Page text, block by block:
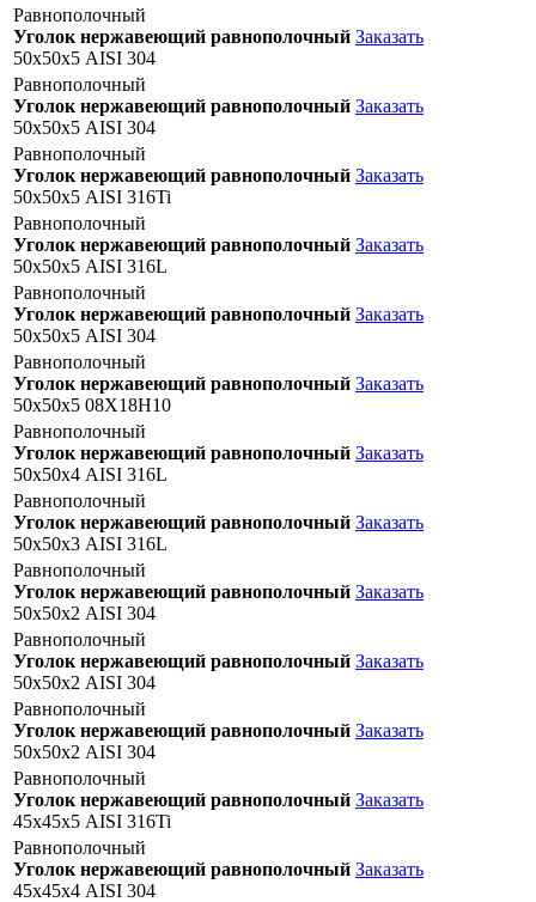
Равнополочный
Уголок нержавеющий равнополочный
50х50х5 AISI 304
Заказать
Равнополочный
Уголок нержавеющий равнополочный
50х50х5 AISI 304
Заказать
Равнополочный
Уголок нержавеющий равнополочный
50х50х5 AISI 316Ti
Заказать
Равнополочный
Уголок нержавеющий равнополочный
50х50х5 AISI 316L
Заказать
Равнополочный
Уголок нержавеющий равнополочный
50х50х5 AISI 304
Заказать
Равнополочный
Уголок нержавеющий равнополочный
50х50х5 08Х18Н10
Заказать
Равнополочный
Уголок нержавеющий равнополочный
50х50х4 AISI 316L
Заказать
Равнополочный
Уголок нержавеющий равнополочный
50х50х3 AISI 316L
Заказать
Равнополочный
Уголок нержавеющий равнополочный
50х50х2 AISI 304
Заказать
Равнополочный
Уголок нержавеющий равнополочный
50х50х2 AISI 304
Заказать
Равнополочный
Уголок нержавеющий равнополочный
50х50х2 AISI 304
Заказать
Равнополочный
Уголок нержавеющий равнополочный
45х45х5 AISI 316Ti
Заказать
Равнополочный
Уголок нержавеющий равнополочный
45х45х4 AISI 304
Заказать